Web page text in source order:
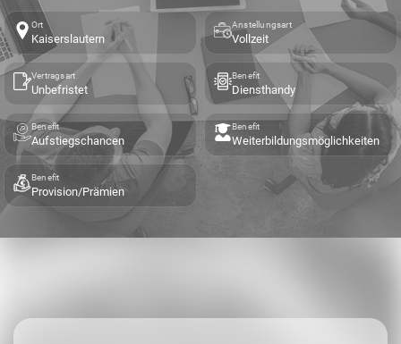
Ort
Kaiserslautern
Anstellungsart
Vollzeit
Vertragsart
Unbefristet
Benefit
Diensthandy
Benefit
Aufstiegschancen
Benefit
Weiterbildungsmöglichkeiten
Benefit
Provision/Prämien